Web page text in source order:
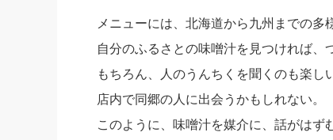
メニューには、北海道から九州までの多
自分のふるさとの味噌汁を見つければ、
もちろん、人のうんちくを聞くのも楽し
店内で同郷の人に出会うかもしれない。
このように、味噌汁を媒介に、話がはず